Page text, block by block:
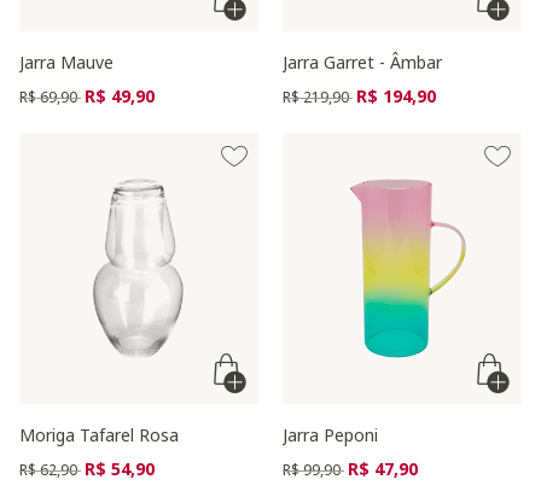
Jarra Mauve
Preço reduzido de
R$ 69,90 para
R$ 49,90
Jarra Garret - Âmbar
Preço reduzido de
R$ 219,90 para
R$ 194,90
Moriga Tafarel Rosa
Preço reduzido de
R$ 62,90 para
R$ 54,90
Jarra Peponi
Preço reduzido de
R$ 99,90 para
R$ 47,90